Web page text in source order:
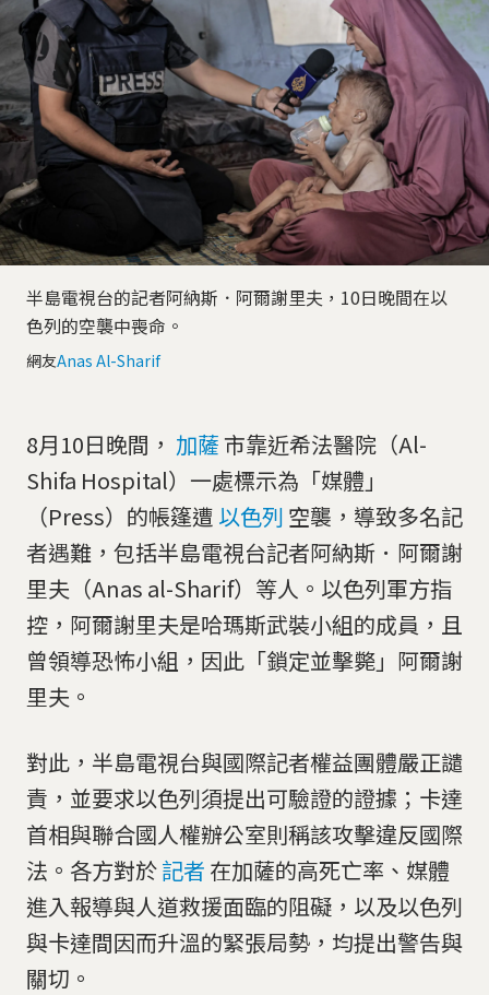
半島電視台的記者阿納斯．阿爾謝里夫，10日晚間在以
色列的空襲中喪命。
網友Anas Al-Sharif
8月10日晚間， 加薩市靠近希法醫院（Al-
Shifa Hospital）一處標示為「媒體」
（Press）的帳篷遭 以色列 空襲，導致多名記
者遇難，包括半島電視台記者阿納斯．阿爾謝
里夫（Anas al-Sharif）等人。以色列軍方指
控，阿爾謝里夫是哈瑪斯武裝小組的成員，且
曾領導恐怖小組，因此「鎖定並擊斃」阿爾謝
里夫。
對此，半島電視台與國際記者權益團體嚴正譴
責，並要求以色列須提出可驗證的證據；卡達
首相與聯合國人權辦公室則稱該攻擊違反國際
法。各方對於記者 在加薩的高死亡率、媒體
進入報導與人道救援面臨的阻礙，以及以色列
與卡達間因而升溫的緊張局勢，均提出警告與
關切。